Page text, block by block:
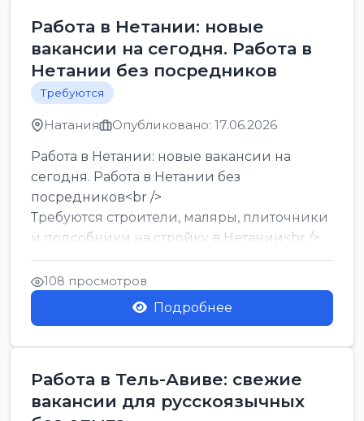
Работа в Нетании: новые
вакансии на сегодня. Работа в
Нетании без посредников
Требуются
Натания Опубликовано: 17.06.2026
Работа в Нетании: новые вакансии на
сегодня. Работа в Нетании без
посредников<br />
Требуются строители, маляры, плиточники
и подсобники на стройку в Нетании<br />
Срочно требуются горничные, уборщи...
108 просмотров
Подробнее
Работа в Тель-Авиве: свежие
вакансии для русскоязычных